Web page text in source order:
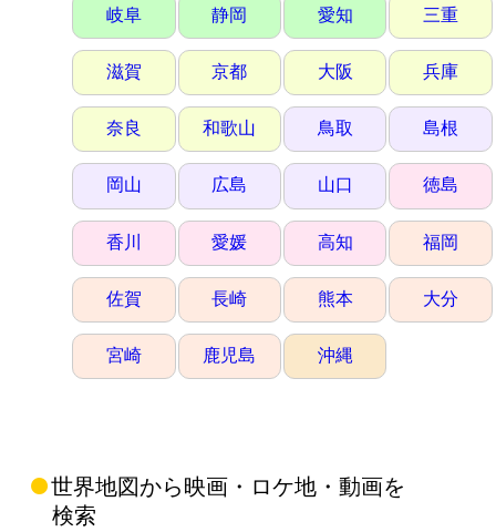
岐阜 静岡 愛知 三重
滋賀 京都 大阪 兵庫
奈良 和歌山 鳥取 島根
岡山 広島 山口 徳島
香川 愛媛 高知 福岡
佐賀 長崎 熊本 大分
宮崎 鹿児島 沖縄
世界地図から映画・ロケ地・動画を
検索